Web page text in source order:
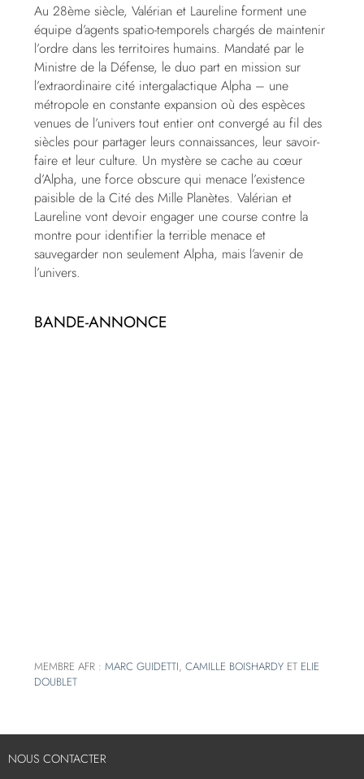
Au 28ème siècle, Valérian et Laureline forment une
équipe d’agents spatio-temporels chargés de maintenir
l’ordre dans les territoires humains. Mandaté par le
Ministre de la Défense, le duo part en mission sur
l’extraordinaire cité intergalactique Alpha – une
métropole en constante expansion où des espèces
venues de l’univers tout entier ont convergé au fil des
siècles pour partager leurs connaissances, leur savoir-
faire et leur culture. Un mystère se cache au cœur
d’Alpha, une force obscure qui menace l’existence
paisible de la Cité des Mille Planètes. Valérian et
Laureline vont devoir engager une course contre la
montre pour identifier la terrible menace et
sauvegarder non seulement Alpha, mais l’avenir de
l’univers.
BANDE-ANNONCE
MEMBRE AFR :MARC GUIDETTI,CAMILLE BOISHARDY ET ELIE
DOUBLET
NOUS CONTACTER